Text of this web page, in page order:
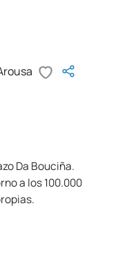
Da Bouciña.
a los 100.000